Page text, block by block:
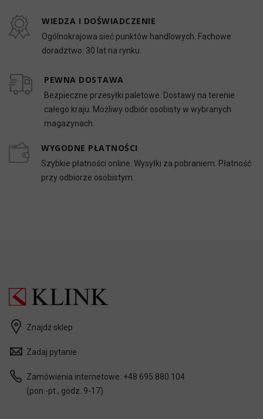
WIEDZA I DOŚWIADCZENIE
Ogólnokrajowa sieć punktów handlowych. Fachowe
doradztwo. 30 lat na rynku.
PEWNA DOSTAWA
Bezpieczne przesyłki paletowe. Dostawy na terenie
całego kraju. Możliwy odbiór osobisty w wybranych
magazynach.
WYGODNE PŁATNOŚCI
Szybkie płatności online. Wysyłki za pobraniem. Płatność
przy odbiorze osobistym.
Znajdź sklep
Zadaj pytanie
Zamówienia internetowe: +48 695 880 104
(pon.-pt., godz. 9-17)